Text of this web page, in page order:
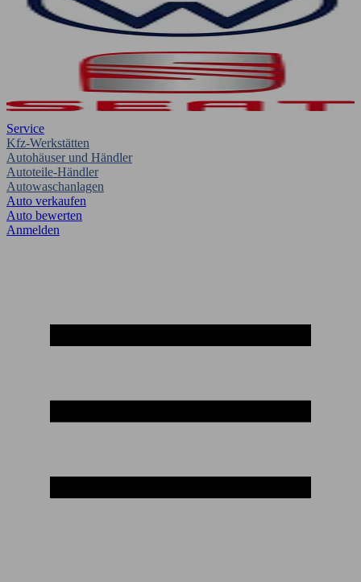
Service
Kfz-Werkstätten
Autohäuser und Händler
Autoteile-Händler
Autowaschanlagen
Auto verkaufen
Auto bewerten
Anmelden